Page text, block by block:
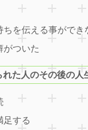
ちを伝える事ができ
がついた
れた人のその後の人
足する